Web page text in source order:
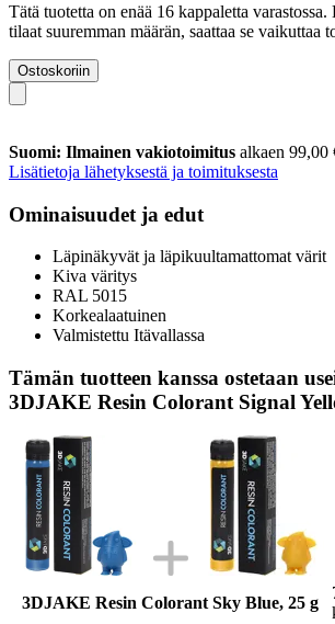
Tätä tuotetta on enää 16 kappaletta
tilaat suuremman määrän, saattaa se vaikuttaa
Ostoskoriin
Suomi: Ilmainen vakiotoimitus alkaen 99,00
Lisätietoja lähetyksestä ja toimituksesta
Ominaisuudet ja edut
Läpinäkyvät ja läpikuultamattomat värit
Kiva väritys
RAL 5015
Korkealaatuinen
Valmistettu Itävallassa
Tämän tuotteen kanssa ostetaan
3DJAKE Resin Colorant Signal
3DJAKE Resin Colorant Sky Blue, 25 g